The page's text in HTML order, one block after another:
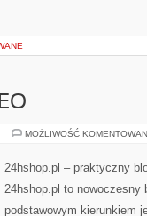
MOŻLIWOŚĆ
24hshop.pl – praktyczny
24hshop.pl to nowoczesny
podstawowym kierunkiem